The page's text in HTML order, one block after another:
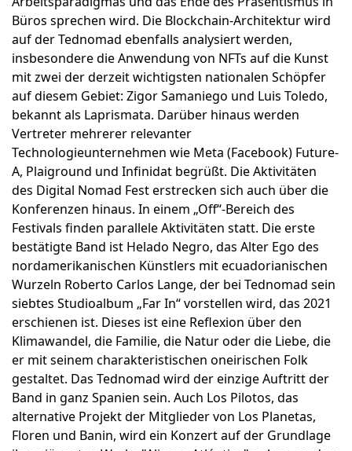
Büros sprechen wird. Die Blockchain-Architektur wird
auf der Tednomad ebenfalls analysiert werden,
insbesondere die Anwendung von NFTs auf die Kunst
mit zwei der derzeit wichtigsten nationalen Schöpfer
auf diesem Gebiet: Zigor Samaniego und Luis Toledo,
bekannt als Laprismata. Darüber hinaus werden
Vertreter mehrerer relevanter
Technologieunternehmen wie Meta (Facebook) Future-
A, Plaiground und Infinidat begrüßt. Die Aktivitäten
des Digital Nomad Fest erstrecken sich auch über die
Konferenzen hinaus. In einem „Off“-Bereich des
Festivals finden parallele Aktivitäten statt. Die erste
bestätigte Band ist Helado Negro, das Alter Ego des
nordamerikanischen Künstlers mit ecuadorianischen
Wurzeln Roberto Carlos Lange, der bei Tednomad sein
siebtes Studioalbum „Far In“ vorstellen wird, das 2021
erschienen ist. Dieses ist eine Reflexion über den
Klimawandel, die Familie, die Natur oder die Liebe, die
er mit seinem charakteristischen oneirischen Folk
gestaltet. Das Tednomad wird der einzige Auftritt der
Band in ganz Spanien sein. Auch Los Pilotos, das
alternative Projekt der Mitglieder von Los Planetas,
Floren und Banin, wird ein Konzert auf der Grundlage